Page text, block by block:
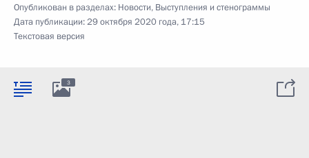
Опубликован в разделах: Новости, Выступления и стенограммы
Дата публикации:29 октября 2020 года, 17:15
Текстовая версия
3